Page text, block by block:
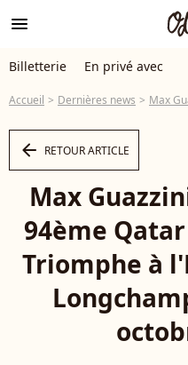
menu
Billetterie En privé avec
Accueil Dernières news Max
arrow_left RETOUR ARTICLE
Max
94ème
Triomphe à